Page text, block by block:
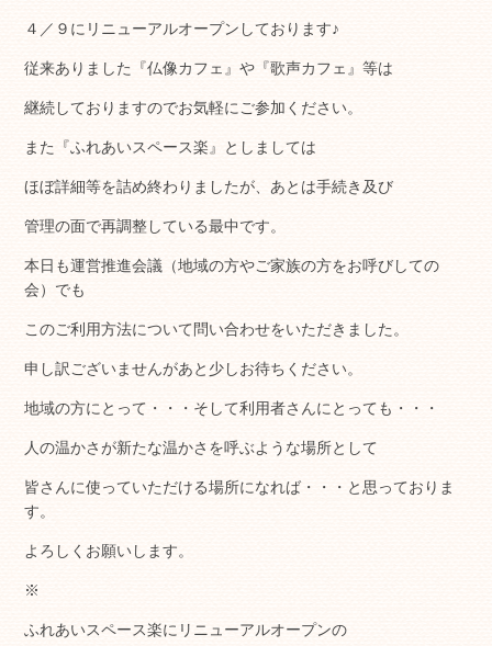
４／９にリニューアルオープンしております♪
従来ありました『仏像カフェ』や『歌声カフェ』等は
継続しておりますのでお気軽にご参加ください。
また『ふれあいスペース楽』としましては
ほぼ詳細等を詰め終わりましたが、あとは手続き及び
管理の面で再調整している最中です。
本日も運営推進会議（地域の方やご家族の方をお呼びしての
会）でも
このご利用方法について問い合わせをいただきました。
申し訳ございませんがあと少しお待ちください。
地域の方にとって・・・そして利用者さんにとっても・・・
人の温かさが新たな温かさを呼ぶような場所として
皆さんに使っていただける場所になれば・・・と思っておりま
す。
よろしくお願いします。
※
ふれあいスペース楽にリニューアルオープンの